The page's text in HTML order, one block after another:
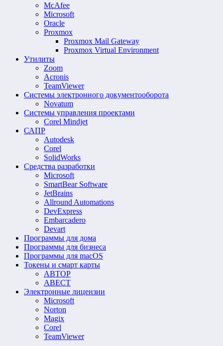
McAfee
Microsoft
Oracle
Proxmox
Proxmox Mail Gateway
Proxmox Virtual Environment
Утилиты
Zoom
Acronis
TeamViewer
Системы электронного документооборота
Novatum
Системы управления проектами
Corel Mindjet
САПР
Autodesk
Corel
SolidWorks
Средства разработки
Microsoft
SmartBear Software
JetBrains
Allround Automations
DevExpress
Embarcadero
Devart
Программы для дома
Программы для бизнеса
Программы для macOS
Токены и смарт карты
АВТОР
АВЕСТ
Электронные лицензии
Microsoft
Norton
Magix
Corel
TeamViewer